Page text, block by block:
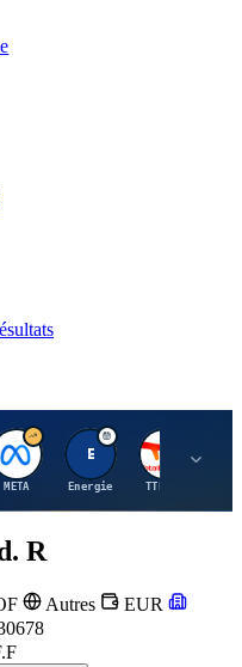
M
META
E
Energie
T
TTE.PA
R
Autres
EUR